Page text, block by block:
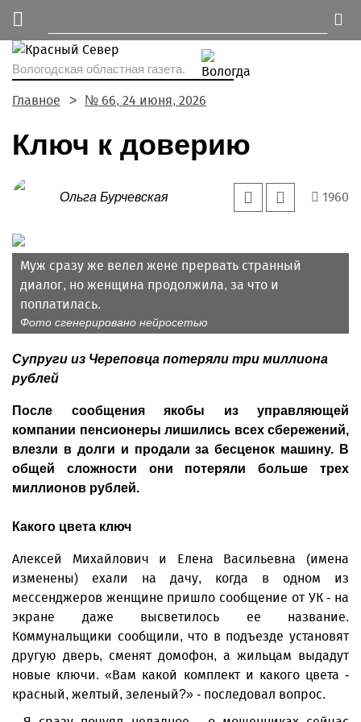
Вологодская областная газета.
Главное № 66, 24 июня, 2026
Ключ к доверию
Ольга Бурчевская 1960
Муж сразу же велел жене прервать странный
диалог, но женщина продолжила, за что и
поплатилась.
Фото сгенерировано нейросетью
Супруги из Череповца потеряли три миллиона
рублей
После сообщения якобы из управляющей
компании пенсионеры лишились всех сбережений,
влезли в долги и продали за бесценок машину. В
общей сложности они потеряли больше трех
миллионов рублей.
Какого цвета ключ
Алексей Михайлович и Елена Васильевна (имена
изменены) ехали на дачу, когда в одном из
мессенджеров женщине пришло сообщение от УК - на
экране даже высветилось ее название.
Коммунальщики сообщили, что в подъезде установят
другую дверь, сменят домофон, а жильцам выдадут
новые ключи. «Вам какой комплект и какого цвета -
красный, желтый, зеленый?» - последовал вопрос.